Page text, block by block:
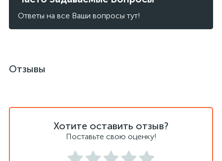
Ответы на все Ваши вопросы тут!
Отзывы
Хотите оставить отзыв?
Поставьте свою оценку!